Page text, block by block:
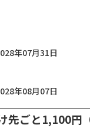
年07月31日
年08月07日
先ごと1,100円